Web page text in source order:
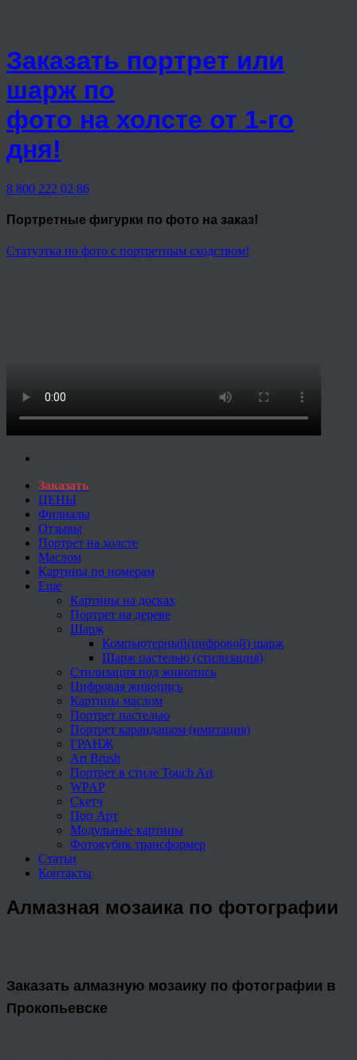
Заказать портрет или
шарж по
фото на холсте от 1-го
дня!
8 800 222 02 86
Портретные фигурки по фото на заказ!
Статуэтка по фото с портретным сходством!
Заказать
ЦЕНЫ
Филиалы
Отзывы
Портрет на холсте
Маслом
Картины по номерам
Еще
Картины на досках
Портрет на дереве
Шарж
Компьютерный(цифровой) шарж
Шарж пастелью (стилизация)
Стилизация под живопись
Цифровая живопись
Картины маслом
Портрет пастелью
Портрет карандашом (имитация)
ГРАНЖ
Art Brush
Портрет в стиле Touch Art
WPAP
Скетч
Поп Арт
Модульные картины
Фотокубик трансформер
Статьи
Контакты
Алмазная мозаика по фотографии
Заказать алмазную мозаику по фотографии в
Прокопьевске